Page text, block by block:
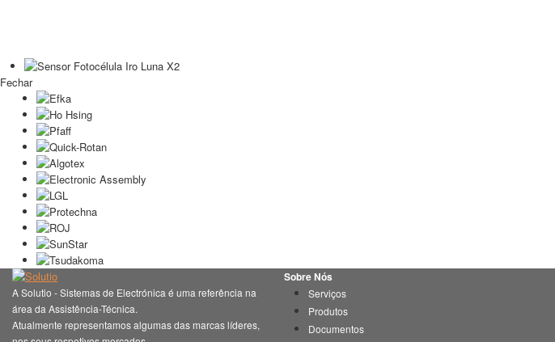
Fechar
A Solutio - Sistemas de Electrónica é uma referência na
área da Assistência-Técnica.
Atualmente representamos algumas das marcas líderes,
Sobre Nós
Serviços
Produtos
Documentos